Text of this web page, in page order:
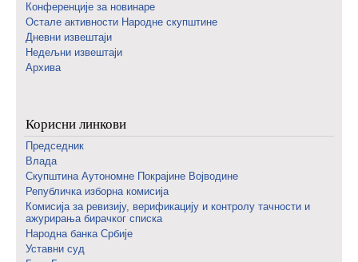
Конференције за новинаре
Oстале активности Народне скупштине
Дневни извештаји
Недељни извештаји
Архива
Корисни линкови
Председник
Влада
Скупштина Аутономне Покрајине Војводине
Републичка изборна комисија
Комисија за ревизију, верификацију и контролу тачности и
ажурирања бирачког списка
Народна банка Србије
Уставни суд